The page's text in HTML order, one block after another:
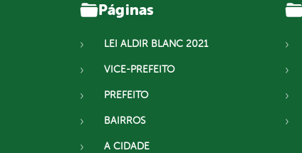
Páginas
LEI ALDIR BLANC 2021
VICE-PREFEITO
PREFEITO
BAIRROS
A CIDADE